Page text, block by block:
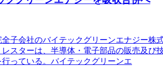
子会社のバイテックグリーンエナジー
スターは、半導体・電子部品の販売及
っている。バイテックグリーンエ